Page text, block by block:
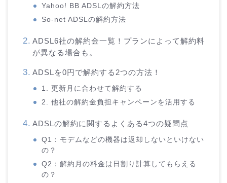
Yahoo! BB ADSLの解約方法
So-net ADSLの解約方法
ADSL6社の解約金一覧！プランによって解約料
が異なる場合も。
ADSLを0円で解約する2つの方法！
1. 更新月に合わせて解約する
2. 他社の解約金負担キャンペーンを活用する
ADSLの解約に関するよくある4つの疑問点
Q1：モデムなどの機器は返却しないといけない
の？
Q2：解約月の料金は日割り計算してもらえる
の？